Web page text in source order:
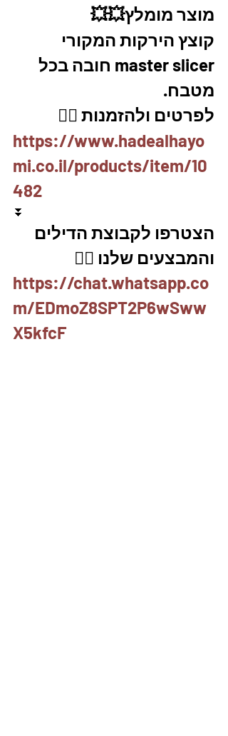
מוצר מומלץ💥💥
קוצץ הירקות המקורי
master slicer חובה בכל
מטבח.
לפרטים ולהזמנות 👇🏼
https://www.hadealhayo
mi.co.il/products/item/10
482
⏬
הצטרפו לקבוצת הדילים
והמבצעים שלנו 👇🏽
https://chat.whatsapp.co
m/EDmoZ8SPT2P6wSww
X5kfcF